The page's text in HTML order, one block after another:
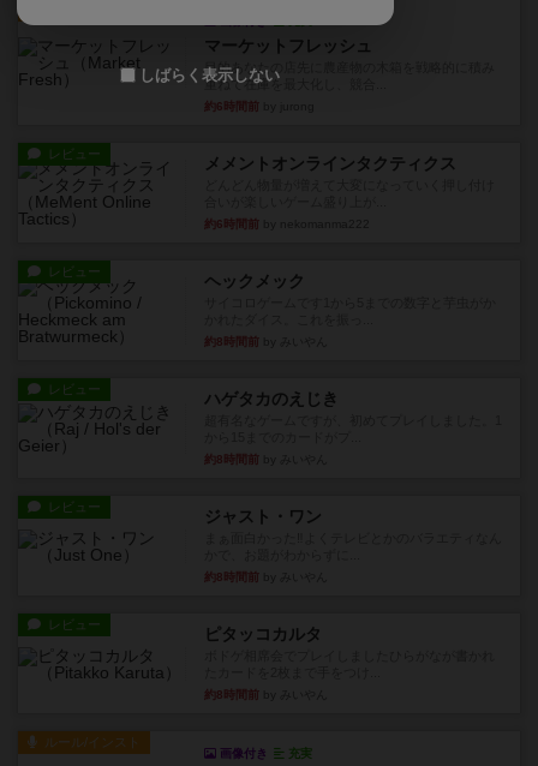
マーケットフレッシュ
目的あなたの店先に農産物の木箱を戦略的に積み
重ねて在庫を最大化し、競合...
約6時間前
レビュー メメントオンラインタクティクス
約6時間前
レビュー ヘックメック
約8時間前
レビュー ハゲタカのえじき
約8時間前
レビュー ジャスト・ワン
約8時間前
レビュー ピタッコカルタ
約8時間前
ルール/インスト
画像付き 充実
しばらく表示しない